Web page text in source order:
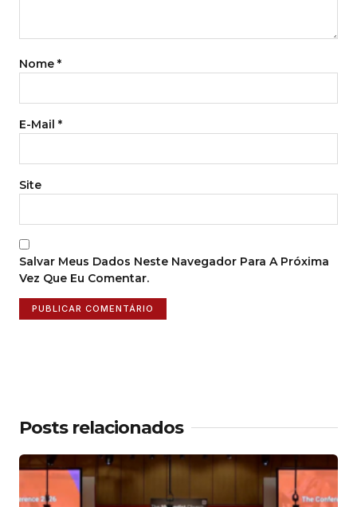
Nome *
E-Mail *
Site
Salvar Meus Dados Neste Navegador Para A Próxima
Vez Que Eu Comentar.
Posts relacionados